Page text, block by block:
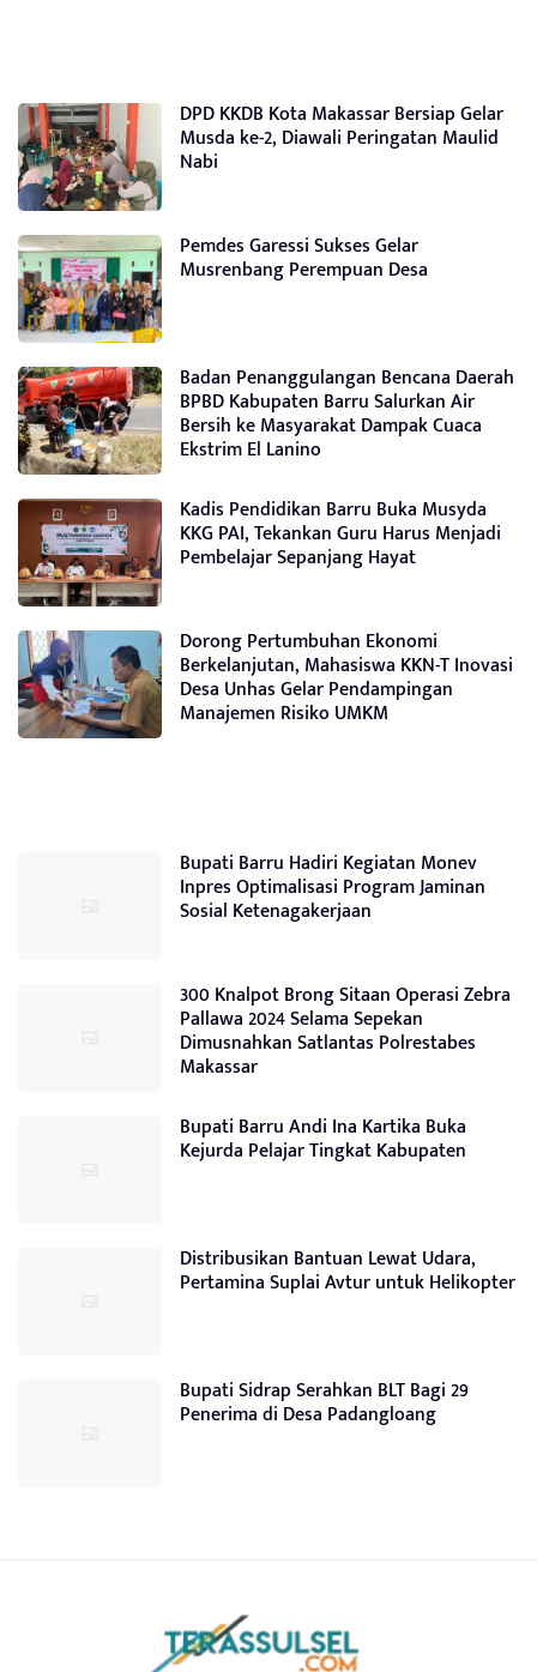
DPD KKDB Kota Makassar Bersiap Gelar
Musda ke-2, Diawali Peringatan Maulid
Nabi
Pemdes Garessi Sukses Gelar
Musrenbang Perempuan Desa
Badan Penanggulangan Bencana Daerah
BPBD Kabupaten Barru Salurkan Air
Bersih ke Masyarakat Dampak Cuaca
Ekstrim El Lanino
Kadis Pendidikan Barru Buka Musyda
KKG PAI, Tekankan Guru Harus Menjadi
Pembelajar Sepanjang Hayat
Dorong Pertumbuhan Ekonomi
Berkelanjutan, Mahasiswa KKN-T Inovasi
Desa Unhas Gelar Pendampingan
Manajemen Risiko UMKM
Bupati Barru Hadiri Kegiatan Monev
Inpres Optimalisasi Program Jaminan
Sosial Ketenagakerjaan
300 Knalpot Brong Sitaan Operasi Zebra
Pallawa 2024 Selama Sepekan
Dimusnahkan Satlantas Polrestabes
Makassar
Bupati Barru Andi Ina Kartika Buka
Kejurda Pelajar Tingkat Kabupaten
Distribusikan Bantuan Lewat Udara,
Pertamina Suplai Avtur untuk Helikopter
Bupati Sidrap Serahkan BLT Bagi 29
Penerima di Desa Padangloang